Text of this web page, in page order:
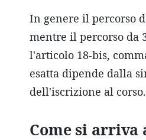
In genere il percorso
mentre il percorso da
l'articolo 18-bis,
esatta dipende dalla
dell'iscrizione al corso.
Come si arriva